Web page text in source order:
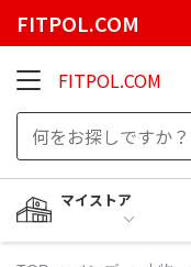
FITPOL.COM
FITPOL.COM
マイストア